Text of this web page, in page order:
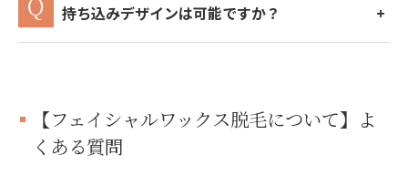
持ち込みデザインは可能ですか？
【フェイシャルワックス脱毛について】よ
くある質問